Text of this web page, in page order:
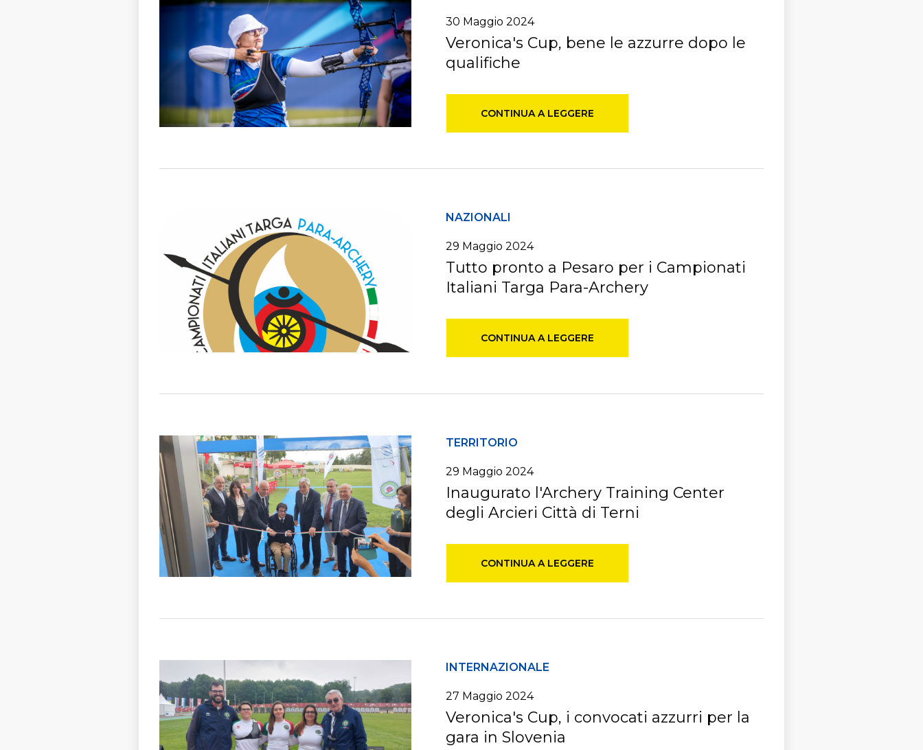
30 Maggio 2024
Veronica's Cup, bene le azzurre dopo le
qualifiche
CONTINUA A LEGGERE
NAZIONALI
29 Maggio 2024
Tutto pronto a Pesaro per i Campionati
Italiani Targa Para-Archery
CONTINUA A LEGGERE
TERRITORIO
29 Maggio 2024
Inaugurato l'Archery Training Center
degli Arcieri Città di Terni
CONTINUA A LEGGERE
INTERNAZIONALE
27 Maggio 2024
Veronica's Cup, i convocati azzurri per la
gara in Slovenia